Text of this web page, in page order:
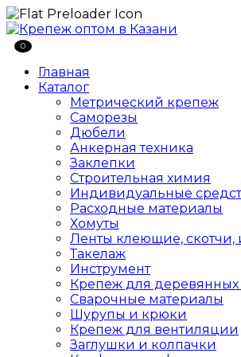
0
Главная
Каталог
Метрический крепеж
Саморезы
Дюбели
Анкерная техника
Заклепки
Строительная химия
Индивидуальные
Расходные материалы
Хомуты
Ленты клеющие, скотчи,
Такелаж
Инструмент
Крепеж для деревянных
Сварочные материалы
Шурупы и крюки
Крепеж для вентиляции
Заглушки и колпачки